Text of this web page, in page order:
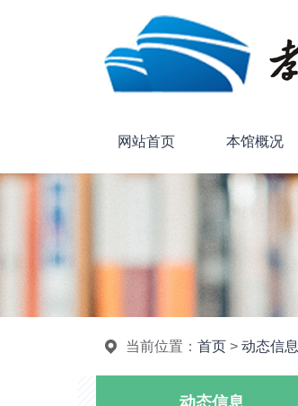
网站首页 本馆概况
当前位置： 首页 > 动态信息
动态信息